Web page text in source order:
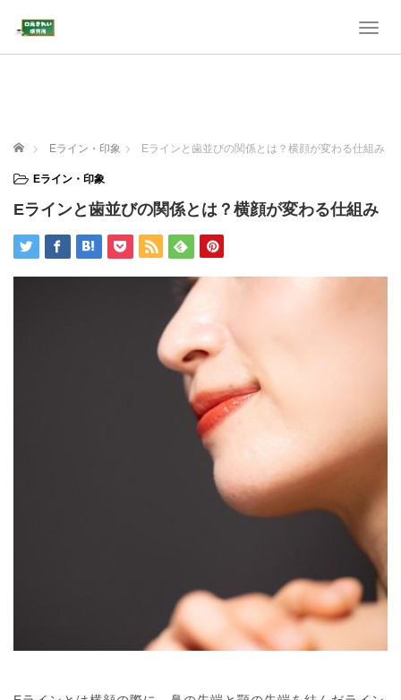
T
a
g
o
ホーム Eライン・印象 Eラインと歯並びの関係とは？横顔が変わる仕組み
Eライン・印象
Eラインと歯並びの関係とは？横顔が変わる仕組み